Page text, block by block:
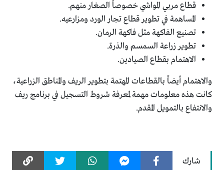
قطاع مربي المواشي خصوصاً الصغار منهم.
المساهمة في تطوير قطاع تجار الورد ومزارعيه.
تصنيع الفاكهة مثل فاكهة الرمان.
تطوير زراعة السمسم والذرة.
الاهتمام بقطاع الصيادين.
والاهتمام أيضاً بالقطاعات المهتمة بتطوير الريف والمناطق الزراعية،
كانت هذه معلومات مهمة لمعرفة شروط التسجيل في برنامج ريف
والانتفاع بالتمويل المقدم.
شارك